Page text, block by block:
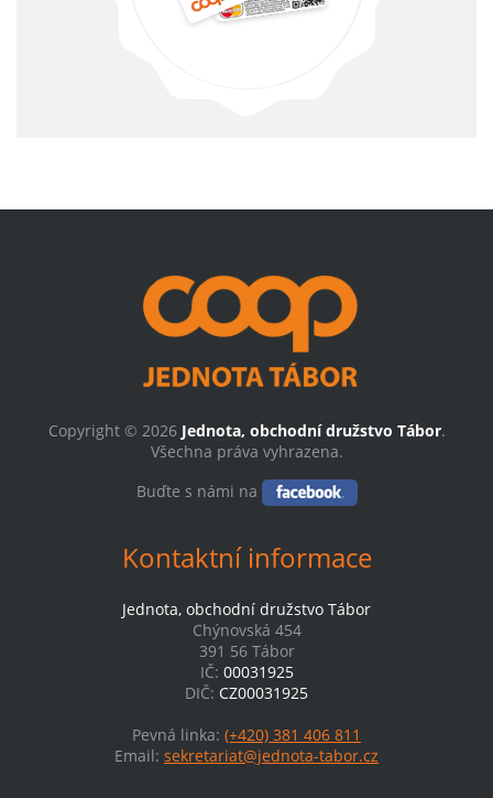
Copyright © 2026 Jednota, obchodní družstvo Tábor.
Všechna práva vyhrazena.
Buďte s námi na
Kontaktní informace
Jednota, obchodní družstvo Tábor
Chýnovská 454
391 56 Tábor
IČ: 00031925
DIČ: CZ00031925
Pevná linka: (+420) 381 406 811
Email: sekretariat@jednota-tabor.cz